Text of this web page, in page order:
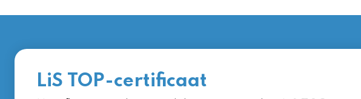
LiS TOP-certificaat